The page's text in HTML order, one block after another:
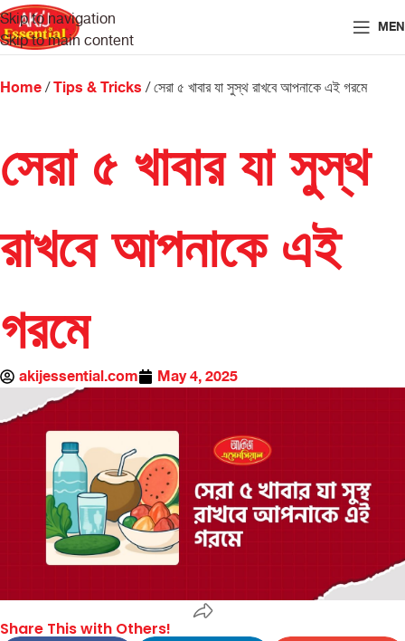
Skip to navigation
Skip to main content
Home Tips & Tricks সেরা ৫ খাবার যা সুস্থ রাখবে আপনাকে এই গরমে
সেরা ৫ খাবার যা সুস্থ
রাখবে আপনাকে এই
গরমে
akijessential.com May 4, 2025
Share This with Others!